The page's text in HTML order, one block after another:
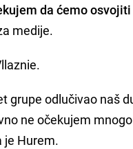
da ćemo
medije.
grupe odlučivao naš
ne očekujem
je Hurem.